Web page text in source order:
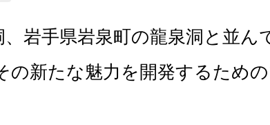
岩手県岩泉町の龍泉洞と並ん
新たな魅力を開発するため